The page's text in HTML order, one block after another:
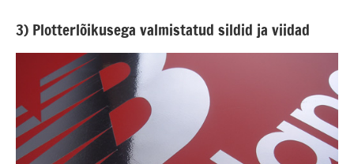
3) Plotterlõikusega valmistatud sildid ja viidad